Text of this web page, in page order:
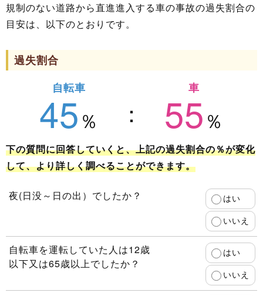
規制のない道路から直進進入する車の事故の過失割合の
目安は、以下のとおりです。
過失割合
自転車
車
45 55
下の質問に回答していくと、上記の過失割合の％が変化
して、より詳しく調べることができます。
夜(日没～日の出）でしたか？
はい
いいえ
自転車を運転していた人は12歳
以下又は65歳以上でしたか？
はい
いいえ